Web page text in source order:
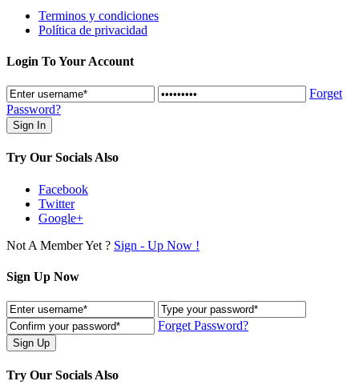
Terminos y condiciones
Política de privacidad
Login To Your Account
Forget
Password?
Try Our Socials Also
Facebook
Twitter
Google+
Not A Member Yet ? Sign - Up Now !
Sign Up Now
Forget Password?
Try Our Socials Also